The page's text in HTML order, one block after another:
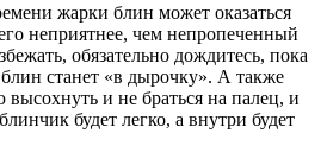
жарки блин может оказаться
неприятнее, чем непропеченный
обязательно дождитесь, пока
станет «в дырочку». А также
и не браться на палец, и
будет легко, а внутри будет